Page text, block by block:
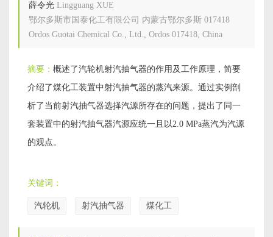
薛令光 Lingguang XUE
鄂尔多斯市国泰化工有限公司 内蒙古鄂尔多斯 017418
Ordos Guotai Chemical Co., Ltd., Ordos 017418, China
摘要： 概述了汽轮机射汽抽气器的作用及工作原理，简要
介绍了煤化工装置中射汽抽气器的蒸汽来源。通过实例剖
析了当前射汽抽气器选择汽源所存在的问题，提出了同一
套装置中的射汽抽气器汽源应统一且以2.0 MPa蒸汽为汽源
的观点。
关键词：
汽轮机 射汽抽气器 煤化工